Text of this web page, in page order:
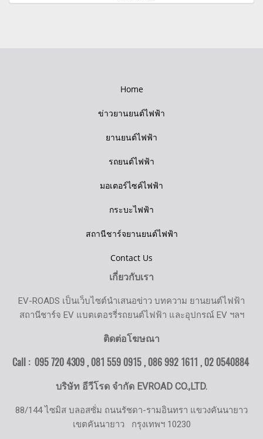
Home
ข่าวยานยนต์ไฟฟ้า
ยานยนต์ไฟฟ้า
รถยนต์ไฟฟ้า
มอเตอร์ไซค์ไฟฟ้า
กระบะไฟฟ้า
สถานีชาร์จยานยนต์ไฟฟ้า
Contact Us
เกี่ยวกับเรา
EV-ROADS เป็นเว็บไซต์นำเสนอข่าว บทความ ยานยนต์ไฟฟ้า
สถานีชาร์จ EV แบตเตอรรี่รถยนต์ไฟฟ้า และอุปกรณ์ EV ฯลฯ
ติดต่อโฆษณา
Call : 095 720 4309 , 081 559 0915 , 086 992 1611 ,02 0540884
บริษัท อีวีโรด จำกัด EVROAD CO.,LTD.
88/144 ไซมิส บลอสซั่ม ถนนรัชดา-รามอินทรา แขวงคันนายาว
เขตคันนายาว กรุงเทพฯ 10230